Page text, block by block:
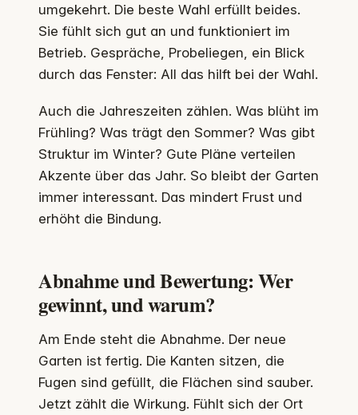
umgekehrt. Die beste Wahl erfüllt beides.
Sie fühlt sich gut an und funktioniert im
Betrieb. Gespräche, Probeliegen, ein Blick
durch das Fenster: All das hilft bei der Wahl.
Auch die Jahreszeiten zählen. Was blüht im
Frühling? Was trägt den Sommer? Was gibt
Struktur im Winter? Gute Pläne verteilen
Akzente über das Jahr. So bleibt der Garten
immer interessant. Das mindert Frust und
erhöht die Bindung.
Abnahme und Bewertung: Wer
gewinnt, und warum?
Am Ende steht die Abnahme. Der neue
Garten ist fertig. Die Kanten sitzen, die
Fugen sind gefüllt, die Flächen sind sauber.
Jetzt zählt die Wirkung. Fühlt sich der Ort